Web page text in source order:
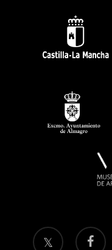
twitter facebook